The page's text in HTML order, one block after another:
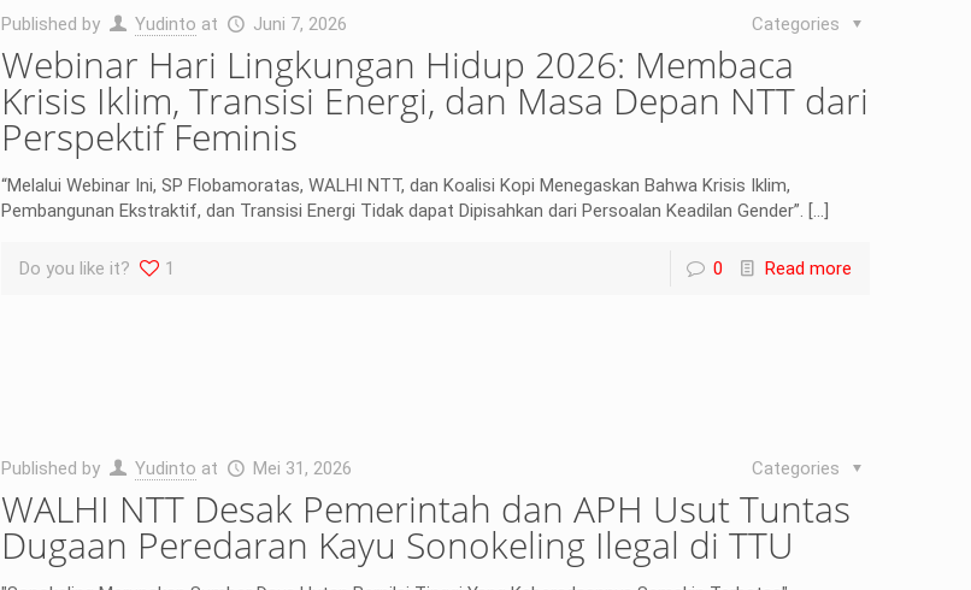
Published by Yudinto at Juni 7, 2026 Categories
Webinar Hari Lingkungan Hidup 2026: Membaca
Krisis Iklim, Transisi Energi, dan Masa Depan NTT dari
Perspektif Feminis
“Melalui Webinar Ini, SP Flobamoratas, WALHI NTT, dan Koalisi Kopi Menegaskan Bahwa Krisis Iklim,
Pembangunan Ekstraktif, dan Transisi Energi Tidak dapat Dipisahkan dari Persoalan Keadilan Gender”. […]
Do you like it? 1 0 Read more
Published by Yudinto at Mei 31, 2026 Categories
WALHI NTT Desak Pemerintah dan APH Usut Tuntas
Dugaan Peredaran Kayu Sonokeling Ilegal di TTU